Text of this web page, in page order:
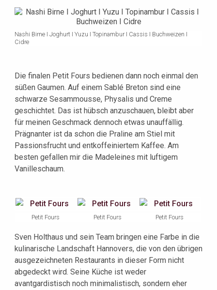
Nashi Birne I Joghurt I Yuzu I Topinambur I Cassis I Buchweizen I
Cidre
Die finalen Petit Fours bedienen dann noch einmal den
süßen Gaumen. Auf einem Sablé Breton sind eine
schwarze Sesammousse, Physalis und Creme
geschichtet. Das ist hübsch anzuschauen, bleibt aber
für meinen Geschmack dennoch etwas unauffällig.
Prägnanter ist da schon die Praline am Stiel mit
Passionsfrucht und entkoffeiniertem Kaffee. Am
besten gefallen mir die Madeleines mit luftigem
Vanilleschaum.
Petit Fours Petit Fours Petit Fours
Sven Holthaus und sein Team bringen eine Farbe in die
kulinarische Landschaft Hannovers, die von den übrigen
ausgezeichneten Restaurants in dieser Form nicht
abgedeckt wird. Seine Küche ist weder
avantgardistisch noch minimalistisch, sondern eher